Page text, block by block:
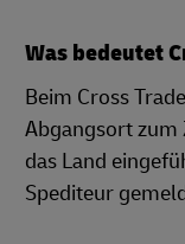
Was bedeutet
Beim Cross
Abgangsort
das Land
Spediteur